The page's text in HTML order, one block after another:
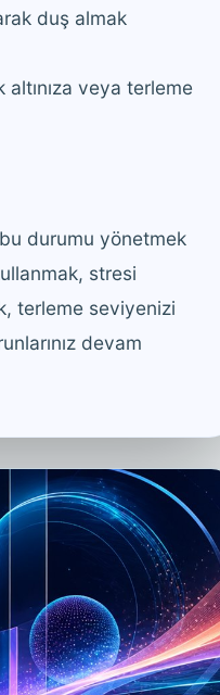
duş almak
altınıza veya terleme
durumu yönetmek
stresi
terleme seviyenizi
devam